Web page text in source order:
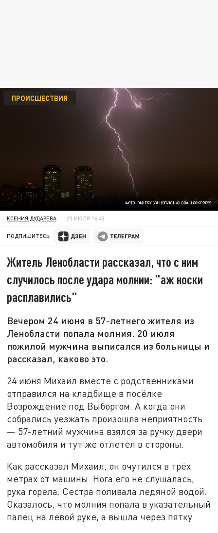
ФОТО: DMITRY GOLUBOVICH/GLOBALLOOKPRESS
ПРОИСШЕСТВИЯ
КСЕНИЯ ДУДАРЕВА 21 ИЮЛЯ 16:43
ПОДПИШИТЕСЬ:
Житель Ленобласти рассказал, что с ним
случилось после удара молнии: "аж носки
расплавились"
Вечером 24 июня в 57-летнего жителя из
Ленобласти попала молния. 20 июля
пожилой мужчина выписался из больницы и
рассказал, каково это.
24 июня Михаил вместе с родственниками
отправился на кладбище в посёлке
Возрождение под Выборгом. А когда они
собрались уезжать произошла неприятность
— 57-летний мужчина взялся за ручку двери
автомобиля и тут же отлетел в стороны.
Как рассказал Михаил, он очутился в трёх
метрах от машины. Нога его не слушалась,
рука горела. Сестра поливала ледяной водой.
Оказалось, что молния попала в указательный
палец на левой руке, а вышла через пятку.